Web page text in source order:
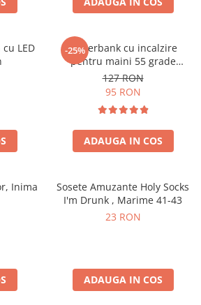
LED
-25%
Powerbank cu incalzire
pentru maini 55 grade
Bucuria frigurosilor
10000mAh
127 RON
95 RON
ADAUGA IN COS
Inima
Sosete Amuzante Holy Socks
I'm Drunk , Marime 41-43
23 RON
ADAUGA IN COS